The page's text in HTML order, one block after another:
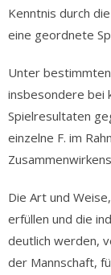
Kenntnis durch
eine geordnete
Unter
insbesondere bei
Spielresultaten
einzelne F. im
Die Art und
erfüllen und die
deutlich werden,
der Mannschaft,